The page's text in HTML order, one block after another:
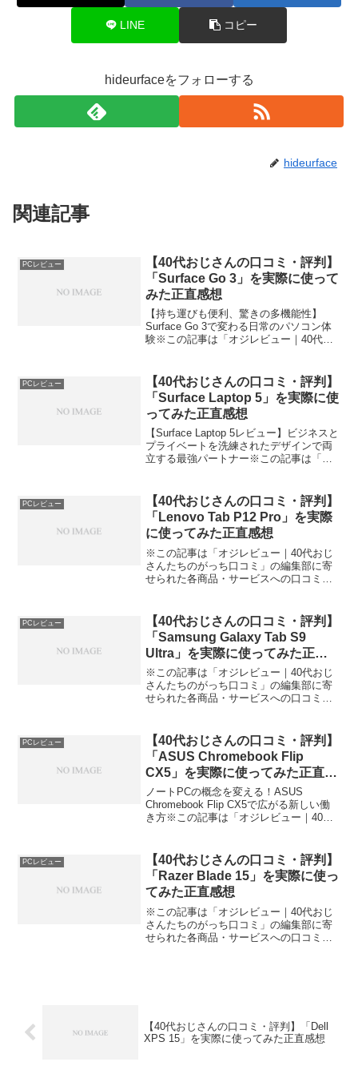
LINE コピー
hideurfaceをフォローする
hideurface
関連記事
PCレビュー
【40代おじさんの口コミ・評判】
「Surface Go 3」を実際に使って
みた正直感想
【持ち運びも便利、驚きの多機能性】
Surface Go 3で変わる日常のパソコン体
験※この記事は「オジレビュー｜40代お
今日、編集部が紹介したいのが「Surface
G...
PCレビュー
【40代おじさんの口コミ・評判】
「Surface Laptop 5」を実際に使
ってみた正直感想
【Surface Laptop 5レビュー】ビジネスと
プライベートを洗練されたデザインで両
立する最強パートナー※この記事は「オ
サービスへの口コミ今日、編集部が紹介
した...
PCレビュー
【40代おじさんの口コミ・評判】
「Lenovo Tab P12 Pro」を実際
に使ってみた正直感想
※この記事は「オジレビュー｜40代おじ
さんたちのがっち口コミ」の編集部に寄
せられた各商品・サービスへの口コミ
なす万能デバイス今日、編集部が紹介し
た...
PCレビュー
【40代おじさんの口コミ・評判】
「Samsung Galaxy Tab S9
Ultra」を実際に使ってみた正直
感想
※この記事は「オジレビュー｜40代おじ
さんたちのがっち口コミ」の編集部に寄
せられた各商品・サービスへの口コミ大
紹介したいのが「Samsung...
PCレビュー
【40代おじさんの口コミ・評判】
「ASUS Chromebook Flip
CX5」を実際に使ってみた正直感
想
ノートPCの概念を変える！ASUS
Chromebook Flip CX5で広がる新しい働
き方※この記事は「オジレビュー｜40代
ミ今日、編集部が紹介したいのが
「ASUS...
PCレビュー
【40代おじさんの口コミ・評判】
「Razer Blade 15」を実際に使っ
てみた正直感想
※この記事は「オジレビュー｜40代おじ
さんたちのがっち口コミ」の編集部に寄
せられた各商品・サービスへの口コミ最
【40代おじさんの口コミ・評判】「Dell
XPS 15」を実際に使ってみた正直感想